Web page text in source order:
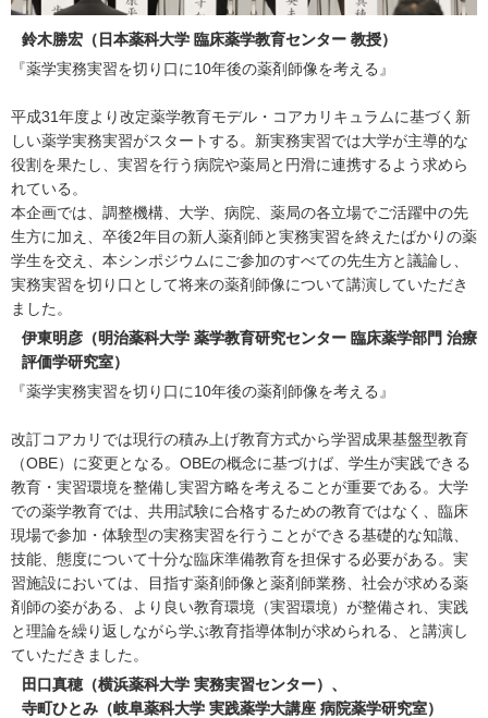
鈴木勝宏（日本薬科大学 臨床薬学教育センター 教授）
『薬学実務実習を切り口に10年後の薬剤師像を考える』
平成31年度より改定薬学教育モデル・コアカリキュラムに基づく新
しい薬学実務実習がスタートする。新実務実習では大学が主導的な
役割を果たし、実習を行う病院や薬局と円滑に連携するよう求めら
れている。
本企画では、調整機構、大学、病院、薬局の各立場でご活躍中の先
生方に加え、卒後2年目の新人薬剤師と実務実習を終えたばかりの薬
学生を交え、本シンポジウムにご参加のすべての先生方と議論し、
実務実習を切り口として将来の薬剤師像について講演していただき
ました。
伊東明彦（明治薬科大学 薬学教育研究センター 臨床薬学部門 治療
評価学研究室）
『薬学実務実習を切り口に10年後の薬剤師像を考える』
改訂コアカリでは現行の積み上げ教育方式から学習成果基盤型教育
（OBE）に変更となる。OBEの概念に基づけば、学生が実践できる
教育・実習環境を整備し実習方略を考えることが重要である。大学
での薬学教育では、共用試験に合格するための教育ではなく、臨床
現場で参加・体験型の実務実習を行うことができる基礎的な知識、
技能、態度について十分な臨床準備教育を担保する必要がある。実
習施設においては、目指す薬剤師像と薬剤師業務、社会が求める薬
剤師の姿がある、より良い教育環境（実習環境）が整備され、実践
と理論を繰り返しながら学ぶ教育指導体制が求められる、と講演し
ていただきました。
田口真穂（横浜薬科大学 実務実習センター）、
寺町ひとみ（岐阜薬科大学 実践薬学大講座 病院薬学研究室）